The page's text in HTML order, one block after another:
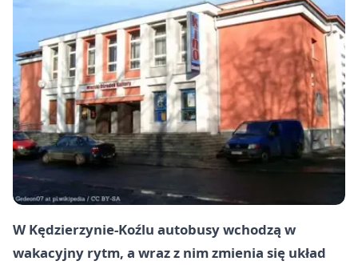
W Kędzierzynie-Koźlu autobusy wchodzą w
wakacyjny rytm, a wraz z nim zmienia się układ